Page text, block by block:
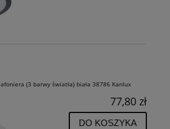
(3 barwy światła) biała 38786 Kanlux
77,80 zł
DO KOSZYKA